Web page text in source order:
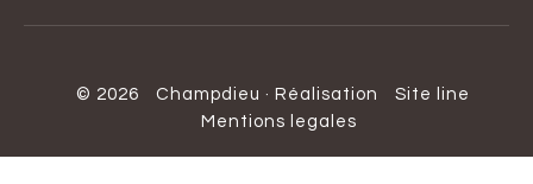
© 2026 Champdieu · Réalisation
Site line
Mentions legales